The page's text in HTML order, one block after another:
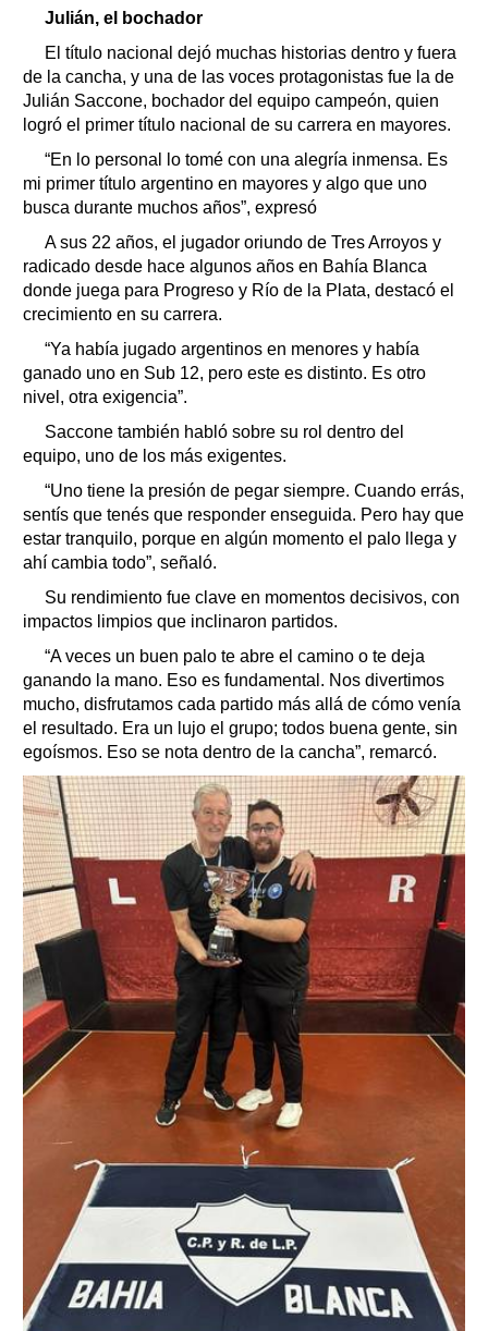
Julián, el bochador
El título nacional dejó muchas historias dentro y fuera
de la cancha, y una de las voces protagonistas fue la de
Julián Saccone, bochador del equipo campeón, quien
logró el primer título nacional de su carrera en mayores.
“En lo personal lo tomé con una alegría inmensa. Es
mi primer título argentino en mayores y algo que uno
busca durante muchos años”, expresó
A sus 22 años, el jugador oriundo de Tres Arroyos y
radicado desde hace algunos años en Bahía Blanca
donde juega para Progreso y Río de la Plata, destacó el
crecimiento en su carrera.
“Ya había jugado argentinos en menores y había
ganado uno en Sub 12, pero este es distinto. Es otro
nivel, otra exigencia”.
Saccone también habló sobre su rol dentro del
equipo, uno de los más exigentes.
“Uno tiene la presión de pegar siempre. Cuando errás,
sentís que tenés que responder enseguida. Pero hay que
estar tranquilo, porque en algún momento el palo llega y
ahí cambia todo”, señaló.
Su rendimiento fue clave en momentos decisivos, con
impactos limpios que inclinaron partidos.
“A veces un buen palo te abre el camino o te deja
ganando la mano. Eso es fundamental. Nos divertimos
mucho, disfrutamos cada partido más allá de cómo venía
el resultado. Era un lujo el grupo; todos buena gente, sin
egoísmos. Eso se nota dentro de la cancha”, remarcó.